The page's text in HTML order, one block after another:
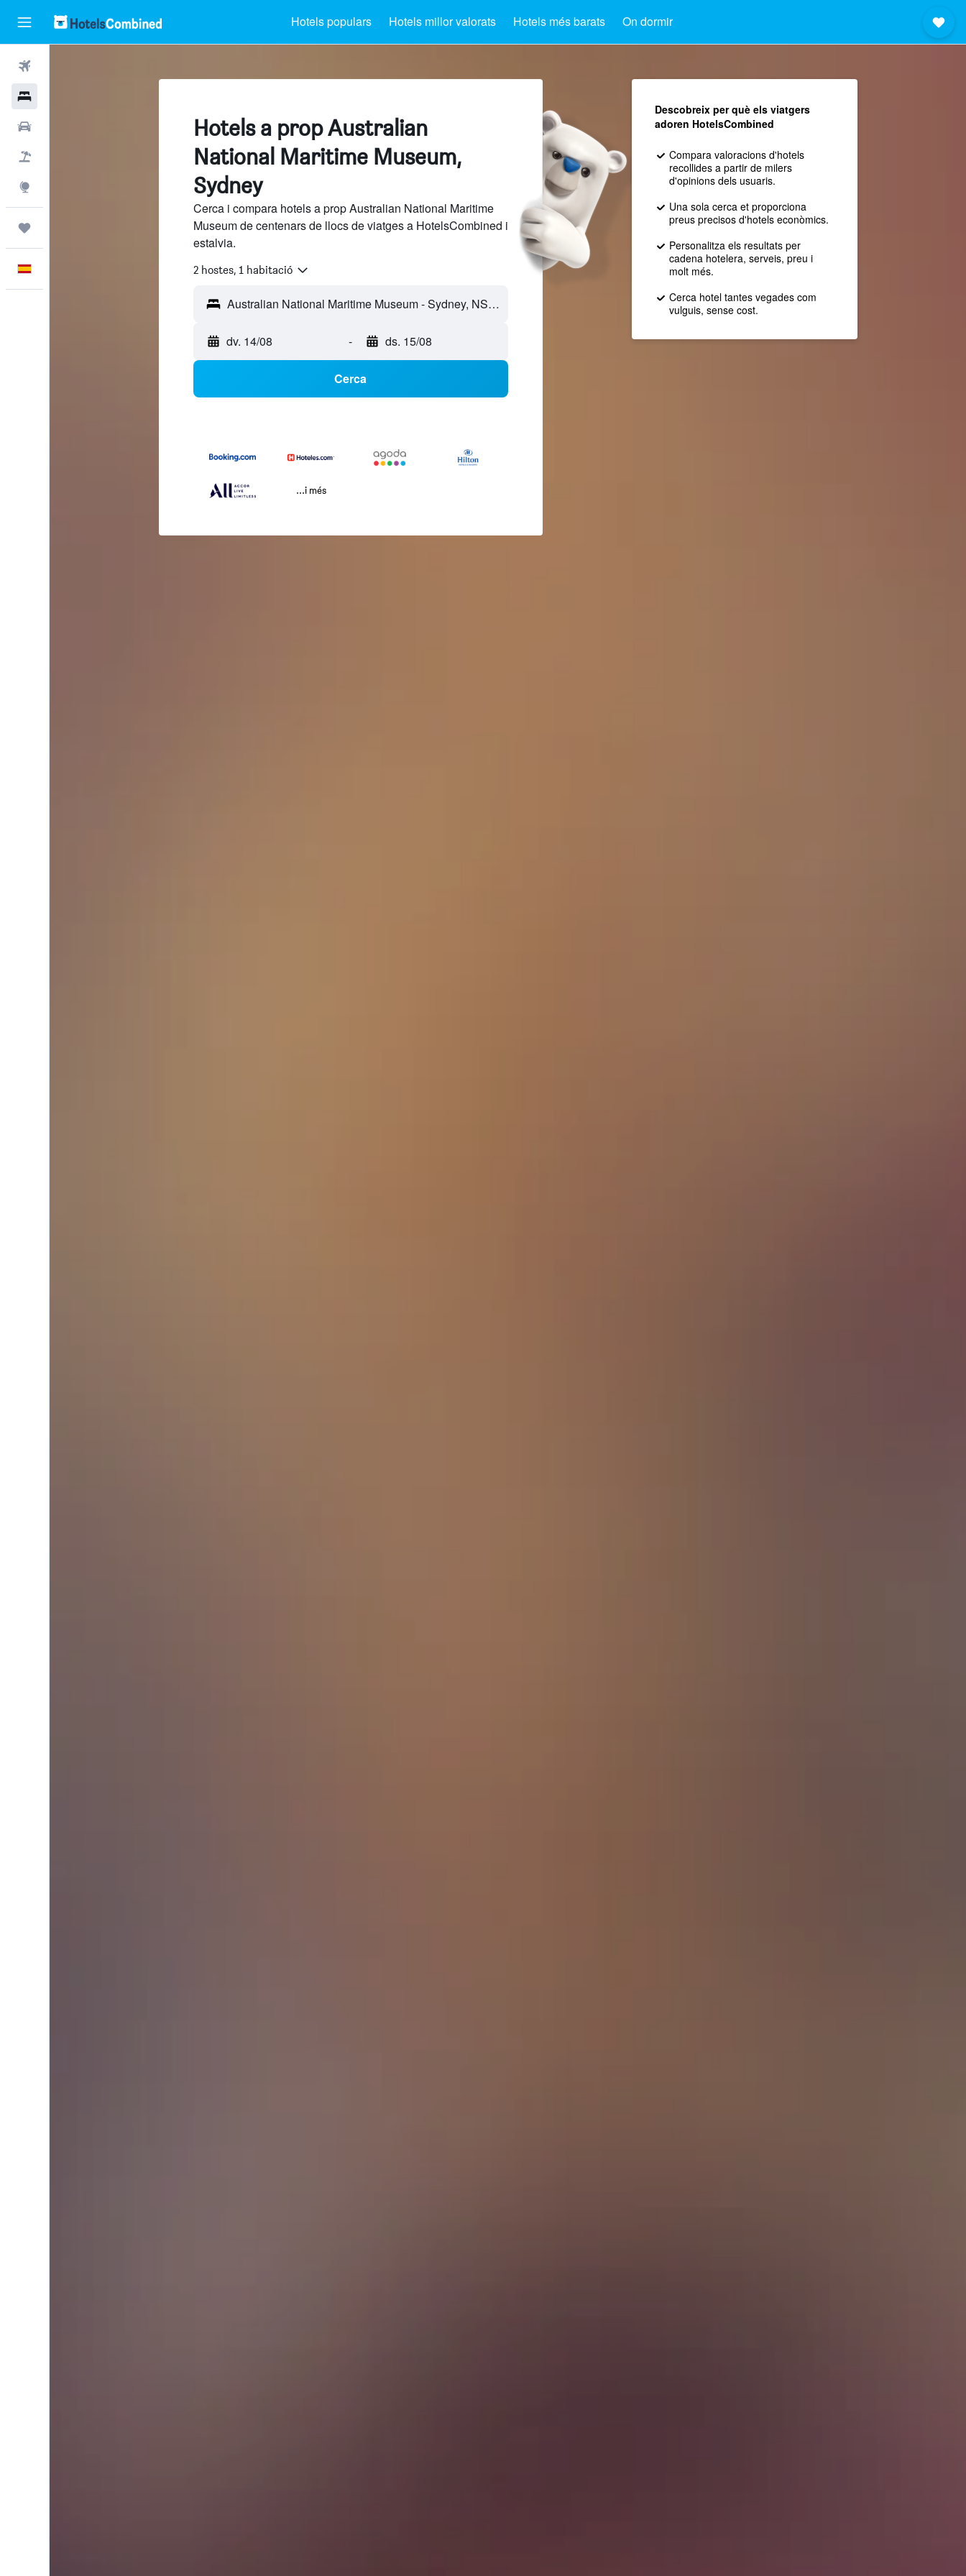
Hotels populars Hotels millor valorats Hotels més barats On dormir
Hotels a prop Australian
National Maritime Museum,
Sydney
Cerca i compara hotels a prop Australian National Maritime
Museum de centenars de llocs de viatges a HotelsCombined i
estalvia.
2 hostes, 1 habitació
dv. 14/08 - ds. 15/08
Cerca
...i més
Descobreix per què els viatgers
adoren HotelsCombined
Compara valoracions d'hotels
recollides a partir de milers
d'opinions dels usuaris.
Una sola cerca et proporciona
preus precisos d'hotels econòmics.
Personalitza els resultats per
cadena hotelera, serveis, preu i
molt més.
Cerca hotel tantes vegades com
vulguis, sense cost.